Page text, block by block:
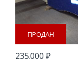
ПРОДАН
235.000 ₽